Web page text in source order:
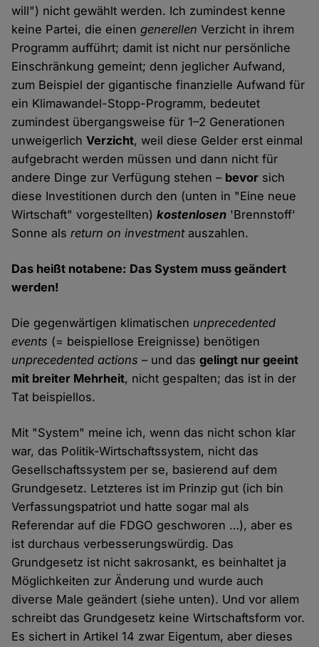
will") nicht gewählt werden. Ich zumindest kenne
keine Partei, die einengenerellen Verzicht in ihrem
Programm aufführt; damit ist nicht nur persönliche
Einschränkung gemeint; denn jeglicher Aufwand,
zum Beispiel der gigantische finanzielle Aufwand für
ein Klimawandel-Stopp-Programm, bedeutet
zumindest übergangsweise für 1–2 Generationen
unweigerlichVerzicht, weil diese Gelder erst einmal
aufgebracht werden müssen und dann nicht für
andere Dinge zur Verfügung stehen – bevor sich
diese Investitionen durch den (unten in "Eine neue
Wirtschaft" vorgestellten)kostenlosen 'Brennstoff'
Sonne alsreturn on investmentauszahlen.
Das heißt notabene: Das System muss geändert
werden!
Die gegenwärtigen klimatischen unprecedented
events (= beispiellose Ereignisse) benötigen
unprecedented actions – und dasgelingt nur geeint
mit breiter Mehrheit, nicht gespalten; das ist in der
Tat beispiellos.
Mit "System" meine ich, wenn das nicht schon klar
war, das Politik-Wirtschaftssystem, nicht das
Gesellschaftssystem per se, basierend auf dem
Grundgesetz. Letzteres ist im Prinzip gut (ich bin
Verfassungspatriot und hatte sogar mal als
Referendar auf die FDGO geschworen …), aber es
ist durchaus verbesserungswürdig. Das
Grundgesetz ist nicht sakrosankt, es beinhaltet ja
Möglichkeiten zur Änderung und wurde auch
diverse Male geändert (siehe unten). Und vor allem
schreibt das Grundgesetz keine Wirtschaftsform vor.
Es sichert in Artikel 14 zwar Eigentum, aber dieses